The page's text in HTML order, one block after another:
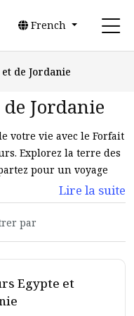
French
de Jordanie
Jordanie
votre vie avec le Forfait
Explorez la terre des
pour un voyage
ville rose de Petra.
et culturellement
économiques, nous
Jordanie adaptés à vos
Lire la suite
Egypte et